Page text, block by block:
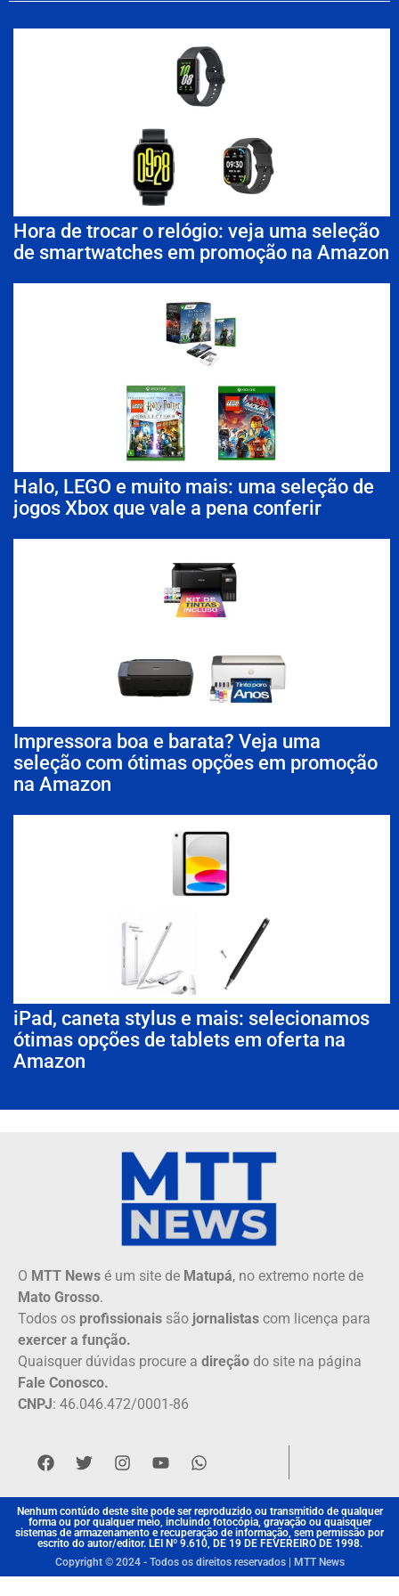
Hora de trocar o relógio: veja uma seleção
de smartwatches em promoção na Amazon
Halo, LEGO e muito mais: uma seleção de
jogos Xbox que vale a pena conferir
Impressora boa e barata? Veja uma
seleção com ótimas opções em promoção
na Amazon
iPad, caneta stylus e mais: selecionamos
ótimas opções de tablets em oferta na
Amazon
O MTT News é um site de Matupá, no extremo norte de
Mato Grosso.
Todos os profissionais são jornalistas com licença para
exercer a função.
Quaisquer dúvidas procure a direção do site na página
Fale Conosco.
CNPJ: 46.046.472/0001-86
Nenhum contúdo deste site pode ser reproduzido ou transmitido de qualquer
forma ou por qualquer meio, incluindo fotocópia, gravação ou quaisquer
sistemas de armazenamento e recuperação de informação, sem permissão por
escrito do autor/editor. LEI Nº 9.610, DE 19 DE FEVEREIRO DE 1998.
Copyright © 2024 - Todos os direitos reservados | MTT News